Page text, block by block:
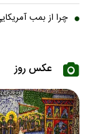
چرا از بمب
عکس روز